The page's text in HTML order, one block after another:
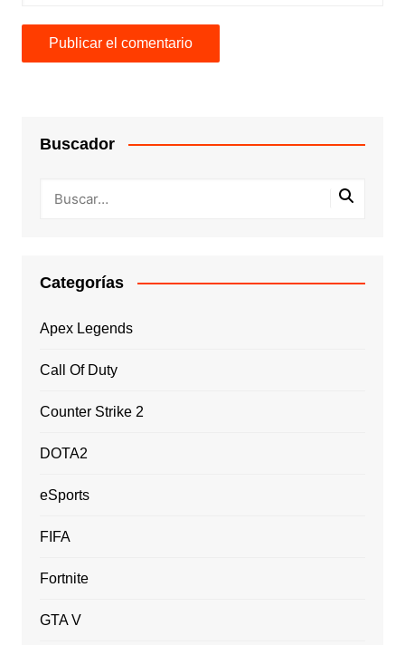
Buscador
Categorías
Apex Legends
Call Of Duty
Counter Strike 2
DOTA2
eSports
FIFA
Fortnite
GTA V